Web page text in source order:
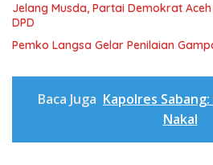
Jelang Musda, Partai Demokrat
DPD
Pemko Langsa Gelar Penilaian
Baca Juga Kapolres
Nakal